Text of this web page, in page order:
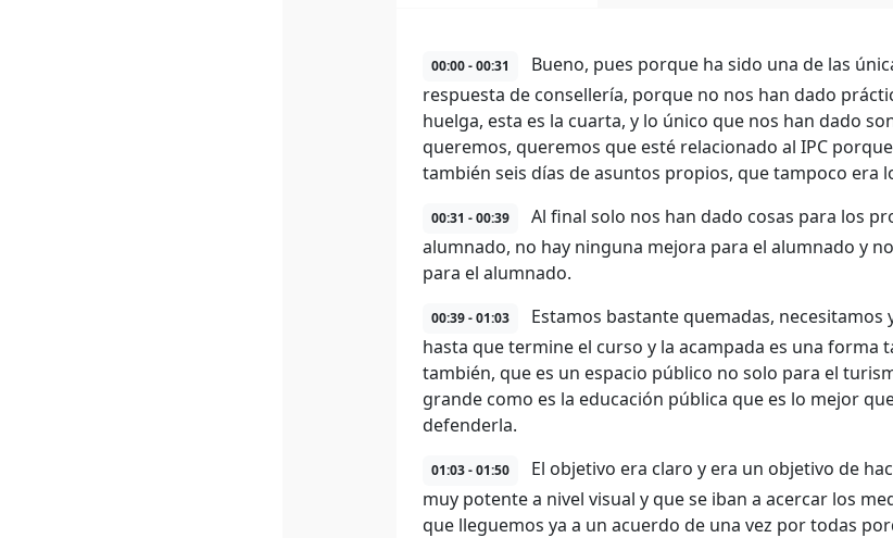
00:00 - 00:31
Bueno, pues porque ha sido una de las
respuesta de consellería, porque no nos han dado
huelga, esta es la cuarta, y lo único que nos han dado
queremos, queremos que esté relacionado al IPC
también seis días de asuntos propios, que tampoco era
00:31 - 00:39
Al final solo nos han dado cosas para los
alumnado, no hay ninguna mejora para el alumnado y
para el alumnado.
00:39 - 01:03
Estamos bastante quemadas,
hasta que termine el curso y la acampada es una forma
también, que es un espacio público no solo para el
grande como es la educación pública que es lo mejor
defenderla.
01:03 - 01:50
El objetivo era claro y era un objetivo de
muy potente a nivel visual y que se iban a acercar los
que lleguemos ya a un acuerdo de una vez por todas